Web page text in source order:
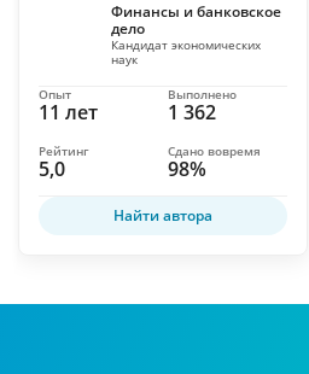
Финансы и банковское
дело
Кандидат экономических
наук
11 лет
Опыт
1 362
Выполнено
5,0
Рейтинг
98%
Сдано вовремя
Найти автора